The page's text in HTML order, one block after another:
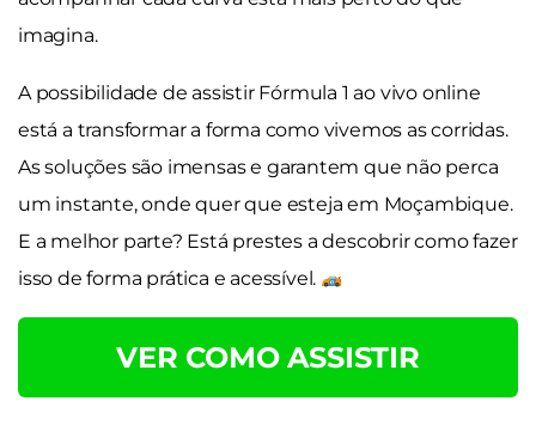
imagina.
A possibilidade de assistir Fórmula 1 ao vivo online
está a transformar a forma como vivemos as corridas.
As soluções são imensas e garantem que não perca
um instante, onde quer que esteja em Moçambique.
E a melhor parte? Está prestes a descobrir como fazer
isso de forma prática e acessível.
VER COMO ASSISTIR